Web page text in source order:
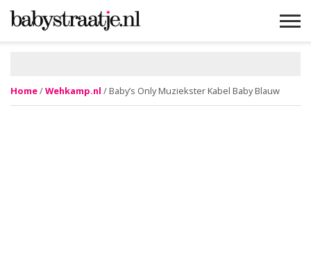
Home/Wehkamp.nl / Baby’s Only Muziekster Kabel Baby Blauw